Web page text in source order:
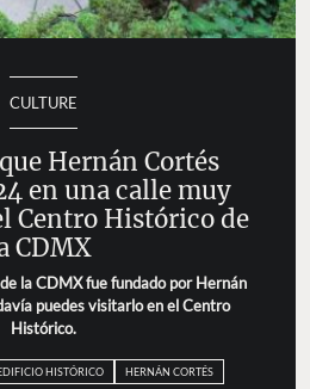
CULTURE
Hernán Cortés
en una calle muy
Centro Histórico de
CDMX
la CDMX fue fundado por Hernán
puedes visitarlo en el Centro
Histórico.
HISTÓRICO HERNÁN CORTÉS